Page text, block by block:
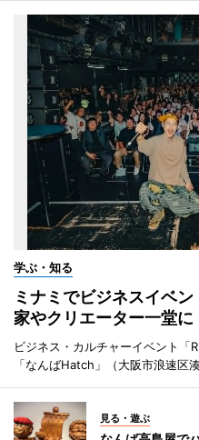
学ぶ・知る
ミナミでビジネスイベ
家やクリエーター一堂に
ビジネス・カルチャーイベント「
「なんばHatch」（大阪市浪速区
見る・遊ぶ